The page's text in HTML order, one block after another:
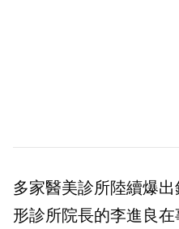
多家醫美診所陸續爆
形診所院長的李進良